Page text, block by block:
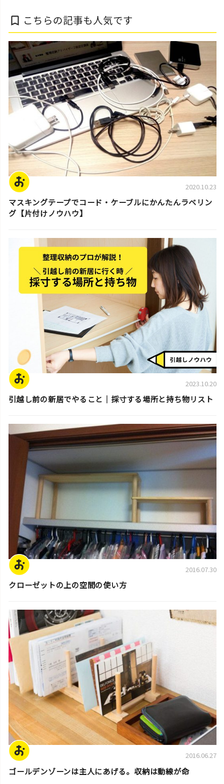
bookmark_border こちらの記事も人気です
片付けのコツ・アイデア
2020.10.23
マスキングテープでコード・ケーブルにかんたんラベリン
グ【片付けノウハウ】
片付けのコツ・アイデア
2023.10.20
引越し前の新居でやること｜採寸する場所と持ち物リスト
片付けのコツ・アイデア
2016.07.30
クローゼットの上の空間の使い方
片付けのコツ・アイデア
2016.06.27
ゴールデンゾーンは主人にあげる。収納は動線が命